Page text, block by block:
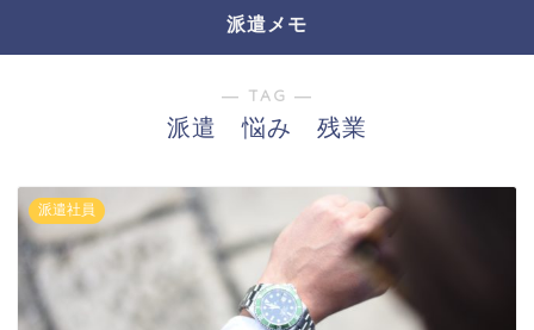
派遣メモ
― TAG ―
派遣 悩み 残業
派遣社員